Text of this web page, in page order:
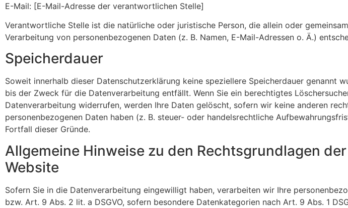
E-Mail: [E-Mail-Adresse der verantwortlichen Stelle]
Verantwortliche Stelle ist die natürliche oder juristische Person, die allein oder
Verarbeitung von personenbezogenen Daten (z. B. Namen, E-Mail-Adressen o. Ä.)
Speicherdauer
Soweit innerhalb dieser Datenschutzerklärung keine speziellere Speicherdauer genannt
bis der Zweck für die Datenverarbeitung entfällt. Wenn Sie ein berechtigtes
Datenverarbeitung widerrufen, werden Ihre Daten gelöscht, sofern wir keine anderen
personenbezogenen Daten haben (z. B. steuer- oder handelsrechtliche
Fortfall dieser Gründe.
Allgemeine Hinweise zu den Rechtsgrundlagen
Website
Sofern Sie in die Datenverarbeitung eingewilligt haben, verarbeiten wir Ihre
bzw. Art. 9 Abs. 2 lit. a DSGVO, sofern besondere Datenkategorien nach Art. 9 Abs. 1